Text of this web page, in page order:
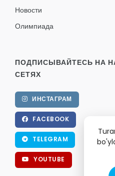
Новости
Олимпиада
ПОДПИСЫВАЙТЕСЬ НА
СЕТЯХ
ИНСТАГРАМ
FACEBOOK
TELEGRAM
YOUTUBE